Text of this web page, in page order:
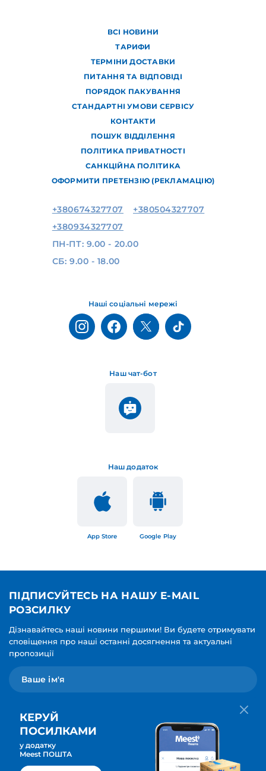
ВСІ НОВИНИ
ТАРИФИ
ТЕРМІНИ ДОСТАВКИ
ПИТАННЯ ТА ВІДПОВІДІ
ПОРЯДОК ПАКУВАННЯ
СТАНДАРТНІ УМОВИ СЕРВІСУ
КОНТАКТИ
ПОШУК ВІДДІЛЕННЯ
ПОЛІТИКА ПРИВАТНОСТІ
САНКЦІЙНА ПОЛІТИКА
ОФОРМИТИ ПРЕТЕНЗІЮ (РЕКЛАМАЦІЮ)
Наш додаток
App Store Google Play
Наш чат-бот
Наші соціальні мережі
+380674327707
+380504327707
+380934327707
ПН-ПТ: 9.00 - 20.00
СБ: 9.00 - 18.00
ПІДПИСУЙТЕСЬ НА НАШУ E-MAIL
РОЗСИЛКУ
Дізнавайтесь наші новини першими! Ви будете отримувати
сповіщення про наші останні досягнення та актуальні
пропозиції
Мова для вашої розсилки
Українська
ПІДПИСАТИСЯ
КЕРУЙ
ПОСИЛКАМИ
у додатку
Meest ПОШТА